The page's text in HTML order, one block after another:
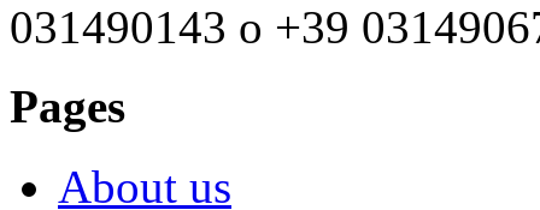
031490143 o +39
Pages
About us